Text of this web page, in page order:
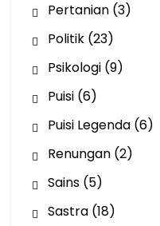
Pertanian(3)
Politik(23)
Psikologi(9)
Puisi(6)
Puisi Legenda(6)
Renungan(2)
Sains(5)
Sastra(18)